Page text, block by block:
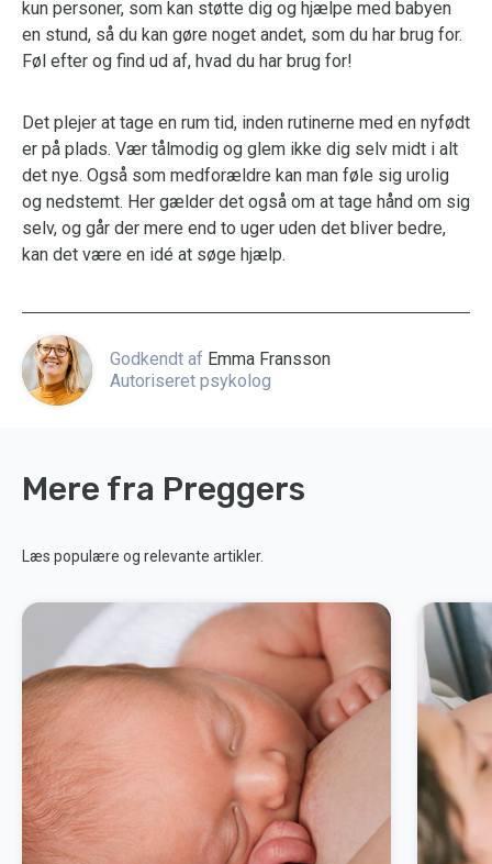
kun personer, som kan støtte dig og hjælpe med babyen
en stund, så du kan gøre noget andet, som du har brug for.
Føl efter og find ud af, hvad du har brug for!
Det plejer at tage en rum tid, inden rutinerne med en nyfødt
er på plads. Vær tålmodig og glem ikke dig selv midt i alt
det nye. Også som medforældre kan man føle sig urolig
og nedstemt. Her gælder det også om at tage hånd om sig
selv, og går der mere end to uger uden det bliver bedre,
kan det være en idé at søge hjælp.
Godkendt af Emma Fransson
Autoriseret psykolog
Mere fra Preggers
Læs populære og relevante artikler.